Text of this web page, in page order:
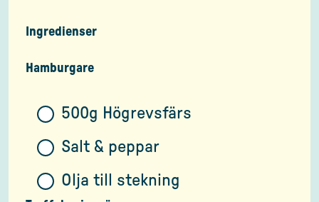
Ingredienser
Hamburgare
500g Högrevsfärs
Salt & peppar
Olja till stekning